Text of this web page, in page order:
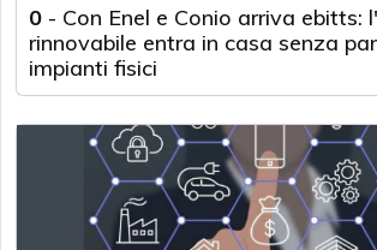
0 - Con Enel e Conio arriva ebitts:
rinnovabile entra in casa senza
impianti fisici